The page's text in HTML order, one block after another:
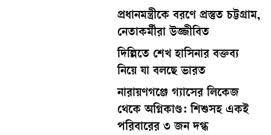
প্রধানমন্ত্রীকে বরণে প্রস্তুত চট্টগ্রাম,
নেতাকর্মীরা উজ্জীবিত
দিল্লিতে শেখ হাসিনার বক্তব্য
নিয়ে যা বলছে ভারত
নারায়ণগঞ্জে গ্যাসের লিকেজ
থেকে অগ্নিকাণ্ড: শিশুসহ একই
পরিবারের ৩ জন দগ্ধ